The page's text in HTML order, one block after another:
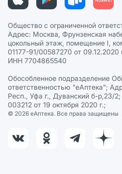
Общество с ограниченной
Адрес: Москва, Фрунзенская
цокольный этаж, помещение I,
01177-91/00587270 от 09.12.2020
ИНН 7704865540
Обособленное подразделение
ответственностью "еАптека";
Респ., Уфа г., Дуванский б-
003212 от 19 октября 2020 г.;
© 2026 eАптека. Все права защищены